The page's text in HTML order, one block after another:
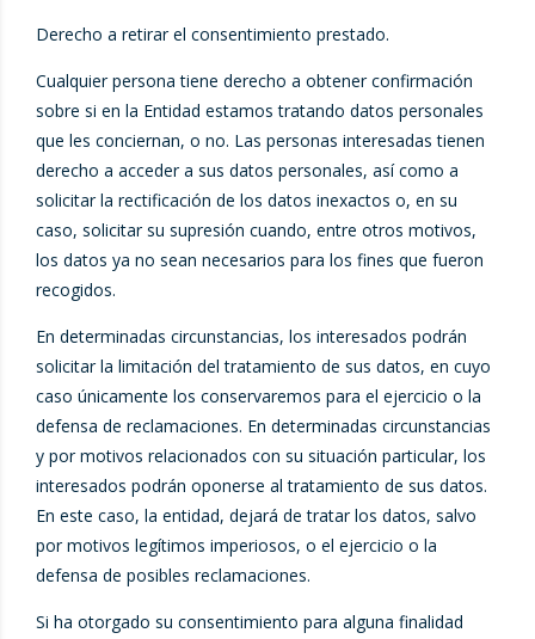
Derecho a retirar el consentimiento prestado.
Cualquier persona tiene derecho a obtener confirmación
sobre si en la Entidad estamos tratando datos personales
que les conciernan, o no. Las personas interesadas tienen
derecho a acceder a sus datos personales, así como a
solicitar la rectificación de los datos inexactos o, en su
caso, solicitar su supresión cuando, entre otros motivos,
los datos ya no sean necesarios para los fines que fueron
recogidos.
En determinadas circunstancias, los interesados podrán
solicitar la limitación del tratamiento de sus datos, en cuyo
caso únicamente los conservaremos para el ejercicio o la
defensa de reclamaciones. En determinadas circunstancias
y por motivos relacionados con su situación particular, los
interesados podrán oponerse al tratamiento de sus datos.
En este caso, la entidad, dejará de tratar los datos, salvo
por motivos legítimos imperiosos, o el ejercicio o la
defensa de posibles reclamaciones.
Si ha otorgado su consentimiento para alguna finalidad